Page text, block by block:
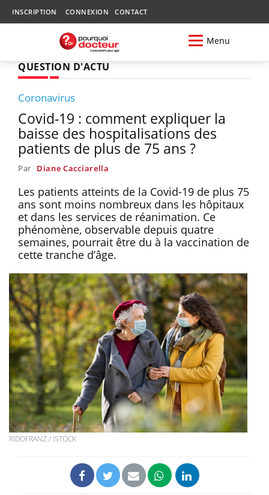
INSCRIPTION CONNEXION CONTACT
Menu
QUESTION D'ACTU
Coronavirus
Covid-19 : comment expliquer la
baisse des hospitalisations des
patients de plus de 75 ans ?
Par Diane Cacciarella
Les patients atteints de la Covid-19 de plus 75
ans sont moins nombreux dans les hôpitaux
et dans les services de réanimation. Ce
phénomène, observable depuis quatre
semaines, pourrait être du à la vaccination de
cette tranche d’âge.
RIDOFRANZ / ISTOCK